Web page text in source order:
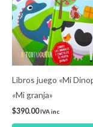
Libros juego «Mi
«Mi granja»
$390.00IVA inc